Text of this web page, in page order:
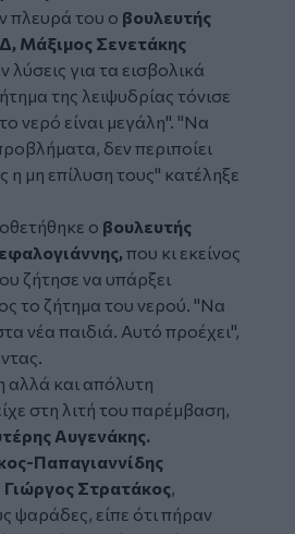
πλευρά του ο βουλευτής
Μάξιμος Σενετάκης
λύσεις για τα εισβολικά
της λειψυδρίας τόνισε
νερό είναι μεγάλη". "Να
δεν περιποίει
η μη επίλυση τους" κατέληξε
ο βουλευτής
που κι εκείνος
ζήτησε να υπάρξει
το ζήτημα του νερού. "Να
νέα παιδιά. Αυτό προέχει",
αλλά και απόλυτη
στη λιτή του παρέμβαση,
Αυγενάκης.
Παπαγιαννίδης
Στρατάκος,
ψαράδες, είπε ότι πήραν